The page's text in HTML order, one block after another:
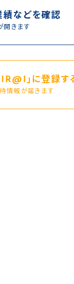
などを確認
開きます
｣に登録する
情報が届きます